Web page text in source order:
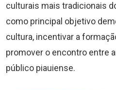
culturais mais tradicionais
como principal objetivo
cultura, incentivar a
promover o encontro entre
público piauiense.